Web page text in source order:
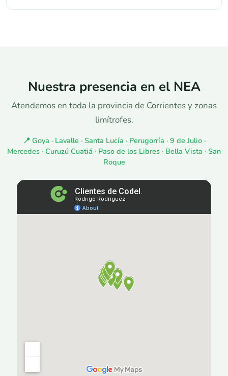
Nuestra presencia en el NEA
Atendemos en toda la provincia de Corrientes y zonas
limítrofes.
📍 Goya · Lavalle · Santa Lucía · Perugorría · 9 de Julio ·
Mercedes · Curuzú Cuatiá · Paso de los Libres · Bella Vista · San
Roque